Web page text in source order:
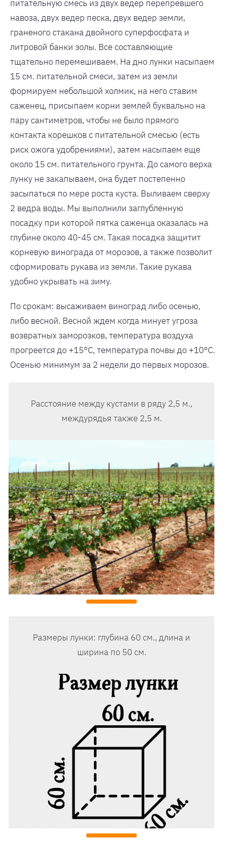
питательную смесь из двух ведер перепревшего
навоза, двух ведер песка, двух ведер земли,
граненого стакана двойного суперфосфата и
литровой банки золы. Все составляющие
тщательно перемешиваем. На дно лунки насыпаем
15 см. питательной смеси, затем из земли
формируем небольшой холмик, на него ставим
саженец, присыпаем корни землей буквально на
пару сантиметров, чтобы не было прямого
контакта корешков с питательной смесью (есть
риск ожога удобрениями), затем насыпаем еще
около 15 см. питательного грунта. До самого верха
лунку не закапываем, она будет постепенно
засыпаться по мере роста куста. Выливаем сверху
2 ведра воды. Мы выполнили заглубленную
посадку при которой пятка саженца оказалась на
глубине около 40-45 см. Такая посадка защитит
корневую винограда от морозов, а также позволит
сформировать рукава из земли. Такие рукава
удобно укрывать на зиму.
По срокам: высаживаем виноград либо осенью,
либо весной. Весной ждем когда минует угроза
возвратных заморозков, температура воздуха
прогреется до +15°С, температура почвы до +10°С.
Осенью минимум за 2 недели до первых морозов.
Расстояние между кустами в ряду 2,5 м.,
междурядья также 2,5 м.
Размеры лунки: глубина 60 см., длина и
ширина по 50 см.